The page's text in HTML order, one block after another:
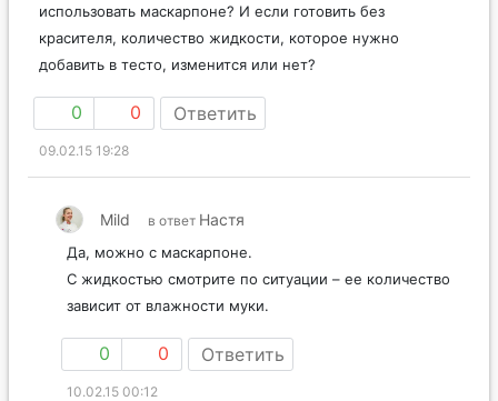
использовать маскарпоне? И если готовить без
красителя, количество жидкости, которое нужно
добавить в тесто, изменится или нет?
0 0 Ответить
09.02.15 19:28
Mild в ответ Настя
Да, можно с маскарпоне.
С жидкостью смотрите по ситуации – ее количество
зависит от влажности муки.
0 0 Ответить
10.02.15 00:12